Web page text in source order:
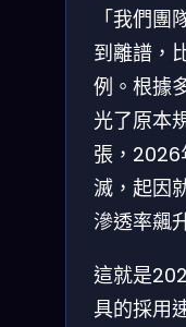
「我們
到離譜，
例。根據
光了原本
張，2026
滅，起因
滲透率飆
這就是
具的採用